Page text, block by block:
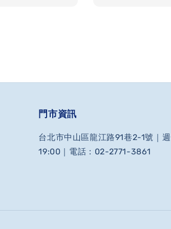
門市資訊
台北市中山區龍江路91巷2-1號｜
19:00｜電話：02-2771-3861